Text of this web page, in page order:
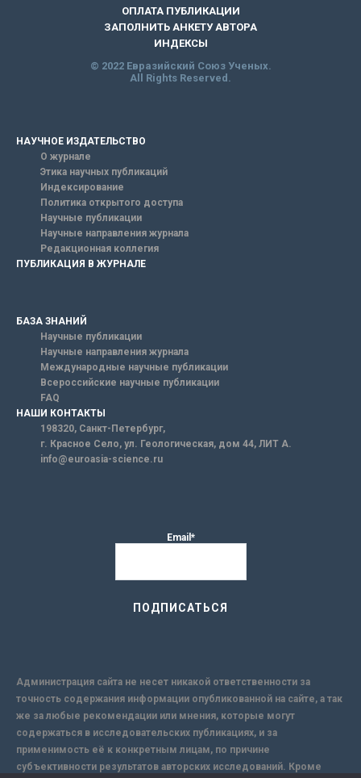
ОПЛАТА ПУБЛИКАЦИИ
ЗАПОЛНИТЬ АНКЕТУ АВТОРА
ИНДЕКСЫ
© 2022 Евразийский Союз Ученых.
All Rights Reserved.
НАУЧНОЕ ИЗДАТЕЛЬСТВО
О журнале
Этика научных публикаций
Индексирование
Политика открытого доступа
Научные публикации
Научные направления журнала
Редакционная коллегия
ПУБЛИКАЦИЯ В ЖУРНАЛЕ
БАЗА ЗНАНИЙ
Научные публикации
Научные направления журнала
Международные научные публикации
Всероссийские научные публикации
FAQ
НАШИ КОНТАКТЫ
198320, Санкт-Петербург,
г. Красное Село, ул. Геологическая, дом 44, ЛИТ А.
info@euroasia-science.ru
Email*
Администрация сайта не несет никакой ответственности за
точность содержания информации опубликованной на сайте, а так
же за любые рекомендации или мнения, которые могут
содержаться в исследовательских публикациях, и за
применимость её к конкретным лицам, по причине
субъективности результатов авторских исследований. Кроме